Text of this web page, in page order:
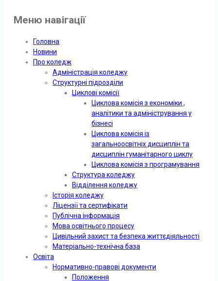
Меню навігації
Головна
Новини
Про коледж
Адміністрація коледжу
Структурні підрозділи
Циклові комісії
Циклова комісія з економіки ,
аналітики та адміністрування у
бізнесі
Циклова комісія із
загальноосвітніх дисциплін та
дисциплін гуманітарного циклу
Циклова комісія з програмування
Структура коледжу
Відділення коледжу
Історія коледжу
Ліцензії та сертифікати
Публічна інформація
Мова освітнього процесу
Цивільний захист та безпека життєдіяльності
Матеріально-технічна база
Освіта
Нормативно-правові документи
Положення